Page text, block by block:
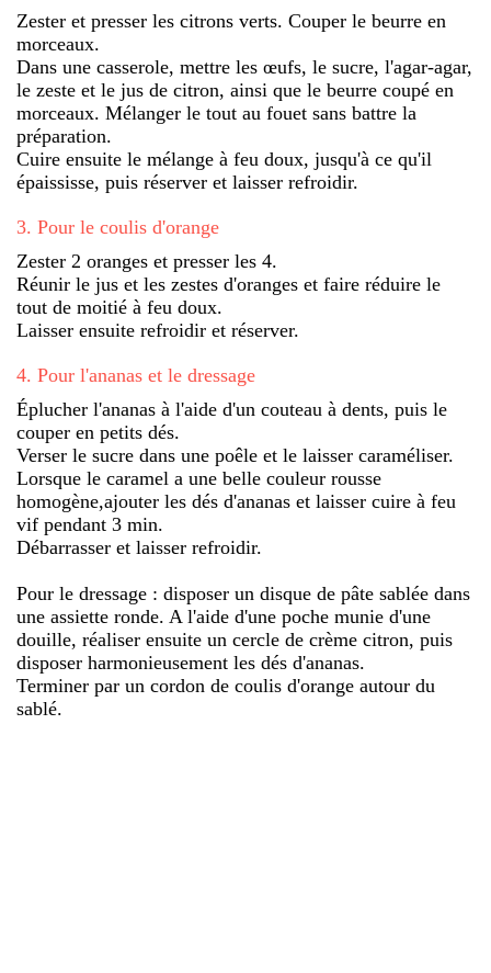
Zester et presser les citrons verts. Couper le beurre en
morceaux.
Dans une casserole, mettre les œufs, le sucre, l'agar-agar,
le zeste et le jus de citron, ainsi que le beurre coupé en
morceaux. Mélanger le tout au fouet sans battre la
préparation.
Cuire ensuite le mélange à feu doux, jusqu'à ce qu'il
épaississe, puis réserver et laisser refroidir.
3. Pour le coulis d'orange
Zester 2 oranges et presser les 4.
Réunir le jus et les zestes d'oranges et faire réduire le
tout de moitié à feu doux.
Laisser ensuite refroidir et réserver.
4. Pour l'ananas et le dressage
Éplucher l'ananas à l'aide d'un couteau à dents, puis le
couper en petits dés.
Verser le sucre dans une poêle et le laisser caraméliser.
Lorsque le caramel a une belle couleur rousse
homogène,ajouter les dés d'ananas et laisser cuire à feu
vif pendant 3 min.
Débarrasser et laisser refroidir.
Pour le dressage : disposer un disque de pâte sablée dans
une assiette ronde. A l'aide d'une poche munie d'une
douille, réaliser ensuite un cercle de crème citron, puis
disposer harmonieusement les dés d'ananas.
Terminer par un cordon de coulis d'orange autour du
sablé.